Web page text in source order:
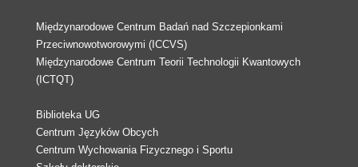
Międzynarodowe Centrum Badań nad Szczepionkami
Przeciwnowotworowymi (ICCVS)
Międzynarodowe Centrum Teorii Technologii Kwantowych
(ICTQT)
Biblioteka UG
Centrum Języków Obcych
Centrum Wychowania Fizycznego i Sportu